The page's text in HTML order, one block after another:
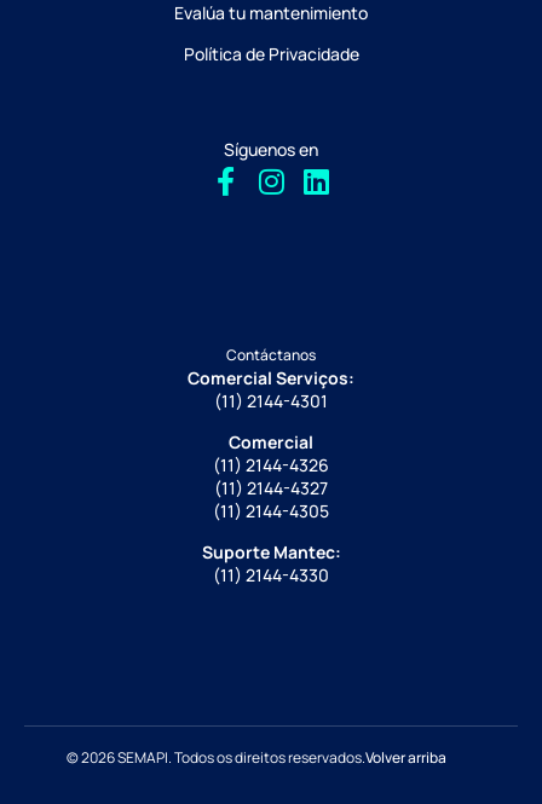
Evalúa tu mantenimiento
Política de Privacidade
Síguenos en
Contáctanos
Comercial Serviços:
(11) 2144-4301
Comercial
(11) 2144-4326
(11) 2144-4327
(11) 2144-4305
Suporte Mantec:
(11) 2144-4330
© 2026 SEMAPI. Todos os direitos reservados.Volver arriba